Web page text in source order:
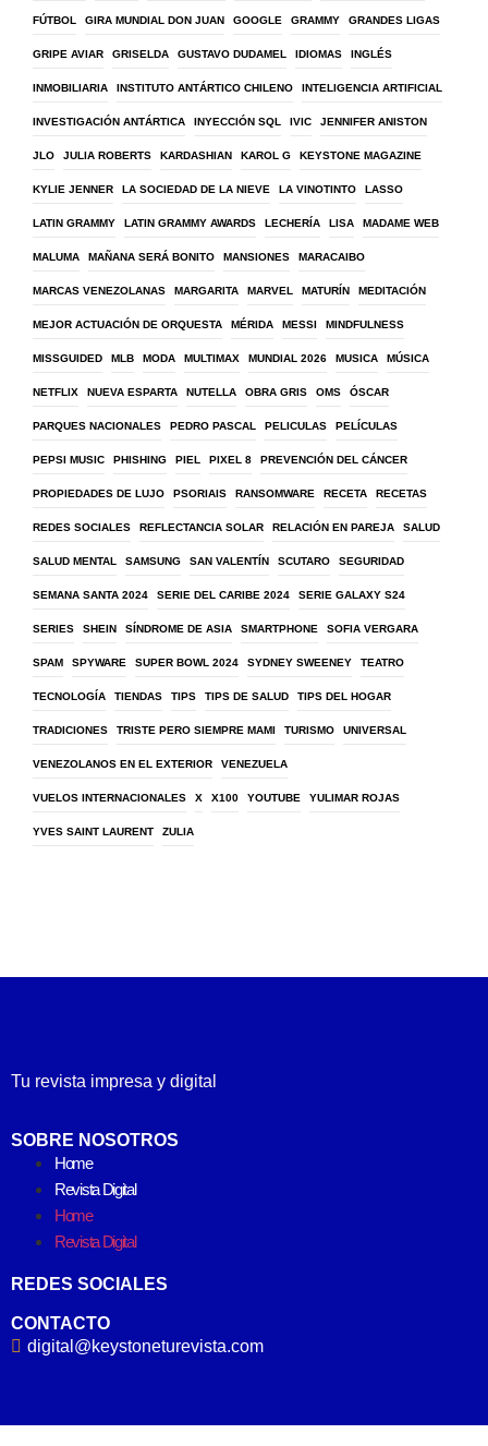
FÚTBOL GIRA MUNDIAL DON JUAN GOOGLE GRAMMY GRANDES LIGAS
GRIPE AVIAR GRISELDA GUSTAVO DUDAMEL IDIOMAS INGLÉS
INMOBILIARIA INSTITUTO ANTÁRTICO CHILENO INTELIGENCIA ARTIFICIAL
INVESTIGACIÓN ANTÁRTICA INYECCIÓN SQL IVIC JENNIFER ANISTON
JLO JULIA ROBERTS KARDASHIAN KAROL G KEYSTONE MAGAZINE
KYLIE JENNER LA SOCIEDAD DE LA NIEVE LA VINOTINTO LASSO
LATIN GRAMMY LATIN GRAMMY AWARDS LECHERÍA LISA MADAME WEB
MALUMA MAÑANA SERÁ BONITO MANSIONES MARACAIBO
MARCAS VENEZOLANAS MARGARITA MARVEL MATURÍN MEDITACIÓN
MEJOR ACTUACIÓN DE ORQUESTA MÉRIDA MESSI MINDFULNESS
MISSGUIDED MLB MODA MULTIMAX MUNDIAL 2026 MUSICA MÚSICA
NETFLIX NUEVA ESPARTA NUTELLA OBRA GRIS OMS ÓSCAR
PARQUES NACIONALES PEDRO PASCAL PELICULAS PELÍCULAS
PEPSI MUSIC PHISHING PIEL PIXEL 8 PREVENCIÓN DEL CÁNCER
PROPIEDADES DE LUJO PSORIAIS RANSOMWARE RECETA RECETAS
REDES SOCIALES REFLECTANCIA SOLAR RELACIÓN EN PAREJA SALUD
SALUD MENTAL SAMSUNG SAN VALENTÍN SCUTARO SEGURIDAD
SEMANA SANTA 2024 SERIE DEL CARIBE 2024 SERIE GALAXY S24
SERIES SHEIN SÍNDROME DE ASIA SMARTPHONE SOFIA VERGARA
SPAM SPYWARE SUPER BOWL 2024 SYDNEY SWEENEY TEATRO
TECNOLOGÍA TIENDAS TIPS TIPS DE SALUD TIPS DEL HOGAR
TRADICIONES TRISTE PERO SIEMPRE MAMI TURISMO UNIVERSAL
VENEZOLANOS EN EL EXTERIOR VENEZUELA
VUELOS INTERNACIONALES X X100 YOUTUBE YULIMAR ROJAS
YVES SAINT LAURENT ZULIA
Tu revista impresa y digital
SOBRE NOSOTROS
Home
Revista Digital
Home
Revista Digital
REDES SOCIALES
CONTACTO
digital@keystoneturevista.com